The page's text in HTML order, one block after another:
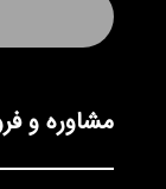
مشاوره و